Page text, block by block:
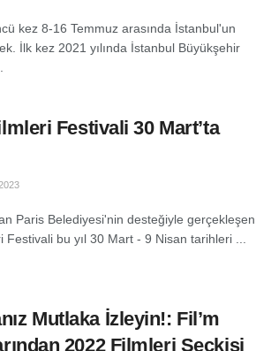
kez 8-16 Temmuz arasında İstanbul'un
İlk kez 2021 yılında İstanbul Büyükşehir
Festivali 30 Mart’ta
Paris Belediyesi'nin desteğiyle gerçekleşen
bu yıl 30 Mart - 9 Nisan tarihleri ...
Mutlaka İzleyin!: Fil’m
2022 Filmleri Seçkisi